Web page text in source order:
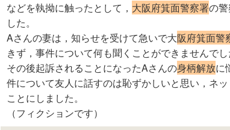
などを執拗に触ったとして， 大阪府箕面警察署の
した。
Aさんの妻は，知らせを受けて急いで大阪府箕面警
きず，事件について何も聞くことができませんでし
その後起訴されることになったAさんの身柄解放に
件について友人に話すのは恥ずかしいと思い，ネ
ことにしました。
（フィクションです）